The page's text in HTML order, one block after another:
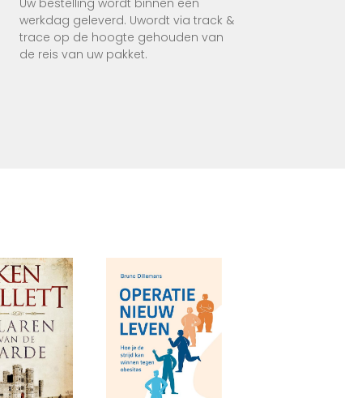
Uw bestelling wordt binnen een
werkdag geleverd. Uwordt via track &
trace op de hoogte gehouden van
de reis van uw pakket.